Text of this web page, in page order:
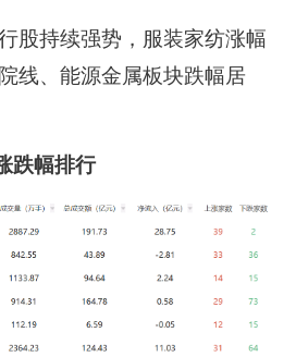
持续强势，服装家纺涨幅
线、能源金属板块跌幅居
跌幅排行